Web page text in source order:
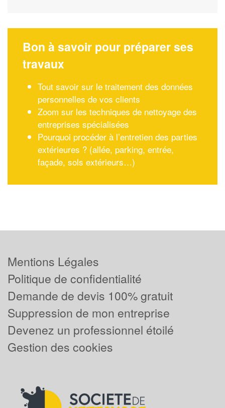
Bon à savoir pour préparer ses
travaux
Tout savoir sur le traitement des données
personnelles de vos clients
Zoom sur les techniques de nettoyage des
entreprises spécialisées
Pourquoi procéder à l’entretien des parties
extérieures ? (allée, parking, entrée,
façade, sols extérieurs…)
Mentions Légales
Politique de confidentialité
Demande de devis 100% gratuit
Suppression de mon entreprise
Devenez un professionnel étoilé
Gestion des cookies